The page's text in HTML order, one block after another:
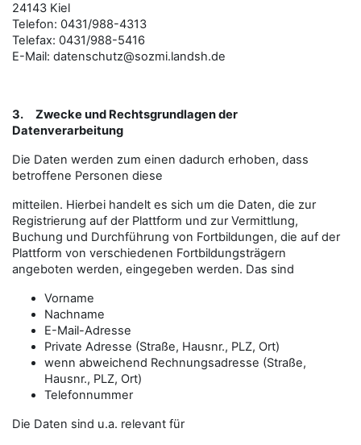
24143 Kiel
Telefon: 0431/988-4313
Telefax: 0431/988-5416
E-Mail: datenschutz@sozmi.landsh.de
3. Zwecke und Rechtsgrundlagen der
Datenverarbeitung
Die Daten werden zum einen dadurch erhoben, dass
betroffene Personen diese
mitteilen. Hierbei handelt es sich um die Daten, die zur
Registrierung auf der Plattform und zur Vermittlung,
Buchung und Durchführung von Fortbildungen, die auf der
Plattform von verschiedenen Fortbildungsträgern
angeboten werden, eingegeben werden. Das sind
Vorname
Nachname
E-Mail-Adresse
Private Adresse (Straße, Hausnr., PLZ, Ort)
wenn abweichend Rechnungsadresse (Straße,
Hausnr., PLZ, Ort)
Telefonnummer
Die Daten sind u.a. relevant für